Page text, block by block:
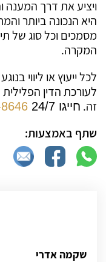
ויציע את דרך המענה
היא הנכונה ביותר
מסמכים וכל סוג של
המקרה.
לכל ייעוץ או ליווי
לעורכת הדין
זה. חייגו 24/7
שתף באמצעות:
שקמה אדרי